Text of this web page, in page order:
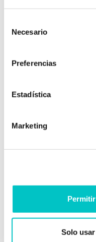
Necesario
Preferencias
Estadística
Marketing
Solo
paso
A